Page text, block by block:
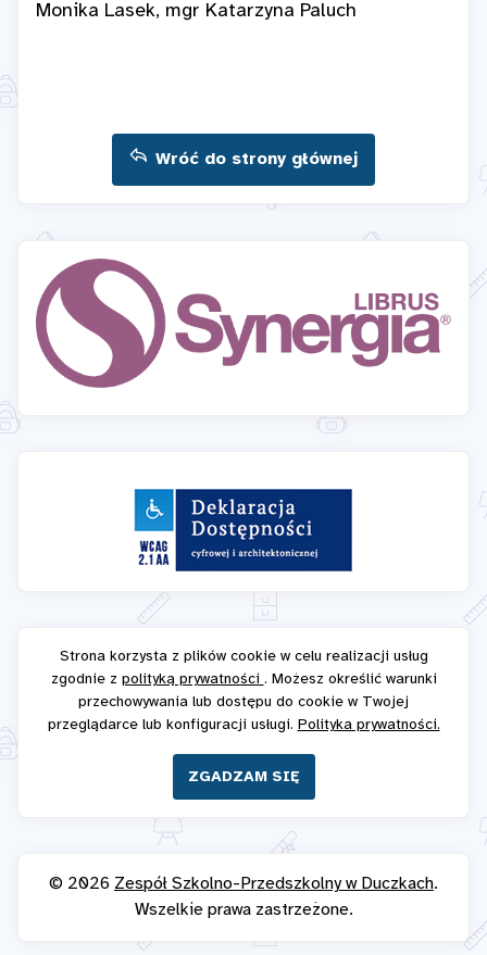
Monika Lasek, mgr Katarzyna Paluch
Wróć do strony głównej
Strona korzysta z plików cookie w celu realizacji usług
zgodnie z polityką prywatności . Możesz określić warunki
przechowywania lub dostępu do cookie w Twojej
przeglądarce lub konfiguracji usługi. Polityka prywatności.
ZGADZAM SIĘ
© 2026 Zespół Szkolno-Przedszkolny w Duczkach.
Wszelkie prawa zastrzeżone.